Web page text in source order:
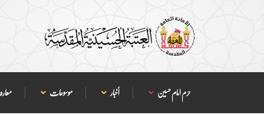
حرم امام حسین أخبار موسوعات